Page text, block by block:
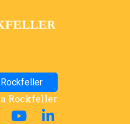
Rockfeller